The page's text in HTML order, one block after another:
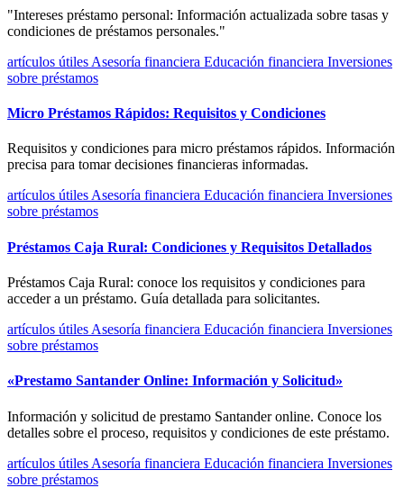
"Intereses préstamo personal: Información actualizada sobre tasas y
condiciones de préstamos personales."
artículos útiles Asesoría financiera Educación financiera Inversiones
sobre préstamos
Micro Préstamos Rápidos: Requisitos y Condiciones
Requisitos y condiciones para micro préstamos rápidos. Información
precisa para tomar decisiones financieras informadas.
artículos útilesAsesoría financiera Educación financiera Inversiones
sobre préstamos
Préstamos Caja Rural: Condiciones y Requisitos Detallados
Préstamos Caja Rural: conoce los requisitos y condiciones para
acceder a un préstamo. Guía detallada para solicitantes.
artículos útiles Asesoría financiera Educación financiera Inversiones
sobre préstamos
«Prestamo Santander Online: Información y Solicitud»
Información y solicitud de prestamo Santander online. Conoce los
detalles sobre el proceso, requisitos y condiciones de este préstamo.
artículos útiles Asesoría financiera Educación financiera Inversiones
sobre préstamos